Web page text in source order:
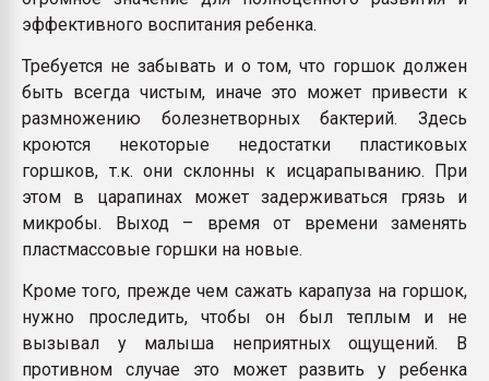
эффективного воспитания ребенка.
Требуется не забывать и о том, что горшок должен
быть всегда чистым, иначе это может привести к
размножению болезнетворных бактерий. Здесь
кроются некоторые недостатки пластиковых
горшков, т.к. они склонны к исцарапыванию. При
этом в царапинах может задерживаться грязь и
микробы. Выход – время от времени заменять
пластмассовые горшки на новые.
Кроме того, прежде чем сажать карапуза на горшок,
нужно проследить, чтобы он был теплым и не
вызывал у малыша неприятных ощущений. В
противном случае это может развить у ребенка